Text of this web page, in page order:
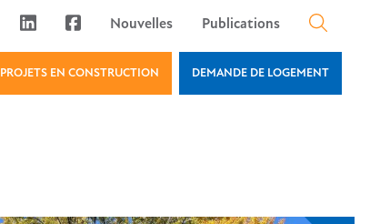
Nouvelles Publications
PROJETS EN CONSTRUCTION DEMANDE DE LOGEMENT